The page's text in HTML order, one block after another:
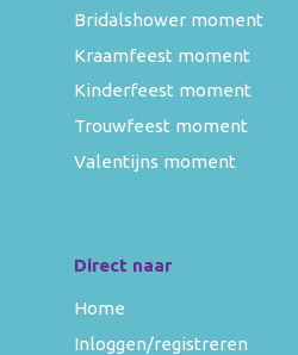
Bridalshower moment
Kraamfeest moment
Kinderfeest moment
Trouwfeest moment
Valentijns moment
Direct naar
Home
Inloggen/registreren